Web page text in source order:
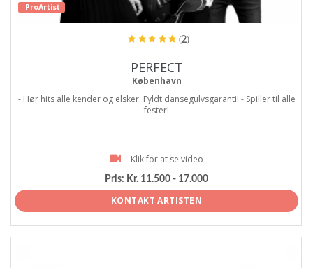
ProArtist
(2)
PERFECT
København
- Hør hits alle kender og elsker. Fyldt dansegulvsgaranti! - Spiller til alle
fester!
Klik for at se video
Pris: Kr. 11.500 - 17.000
KONTAKT ARTISTEN